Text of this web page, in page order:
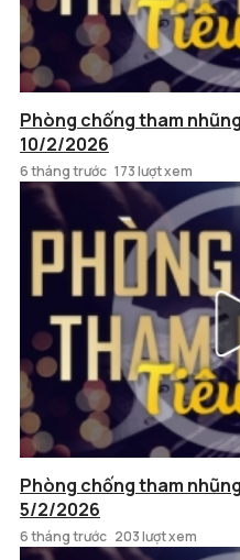
Phòng chống tham
10/2/2026
6 tháng trước 173 lượt xem
Phòng chống tham
5/2/2026
6 tháng trước 203 lượt xem